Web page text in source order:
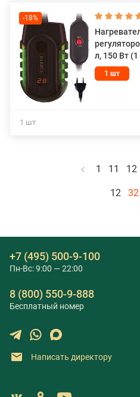
-18%
л, 150 Вт
1 шт
1 шт
1 11 12
12 32
+7 (495) 500-9-100
Пн-Вс: 9:00 — 22:00
8 (800) 550-9-888
Бесплатный номер
Написать директору